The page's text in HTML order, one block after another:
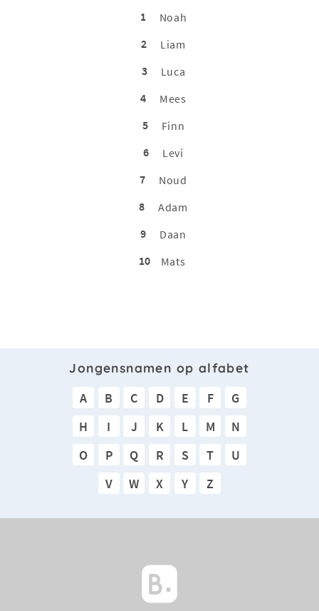
1
Noah
2
Liam
3
Luca
4
Mees
5
Finn
6
Levi
7
Noud
8
Adam
9
Daan
10
Mats
Jongensnamen op alfabet
A B C D E F
G
H
I J K L M
N
O
P Q R S T
U
V
W X Y Z